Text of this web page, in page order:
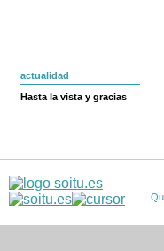
actualidad
Hasta la vista y gracias